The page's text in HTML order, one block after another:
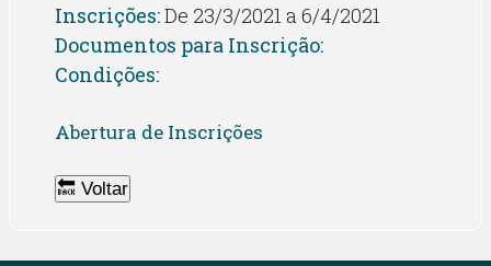
Inscrições:De 23/3/2021 a 6/4/2021
Documentos para Inscrição:
Condições:
Abertura de Inscrições
🔙 Voltar